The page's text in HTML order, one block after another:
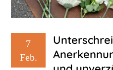
7
Feb.